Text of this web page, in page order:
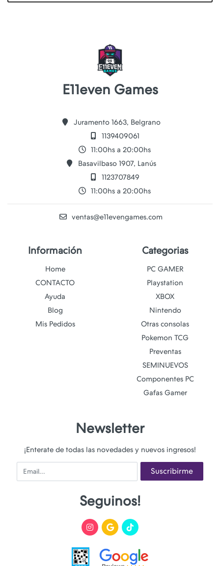
E11even Games
Juramento 1663, Belgrano
1139409061
11:00hs a 20:00hs
Basavilbaso 1907, Lanús
1123707849
11:00hs a 20:00hs
ventas@e11evengames.com
Información
Home
CONTACTO
Ayuda
Blog
Mis Pedidos
Categorias
PC GAMER
Playstation
XBOX
Nintendo
Otras consolas
Pokemon TCG
Preventas
SEMINUEVOS
Componentes PC
Gafas Gamer
Newsletter
¡Enterate de todas las novedades y nuevos ingresos!
Email Suscribirme
Seguinos!